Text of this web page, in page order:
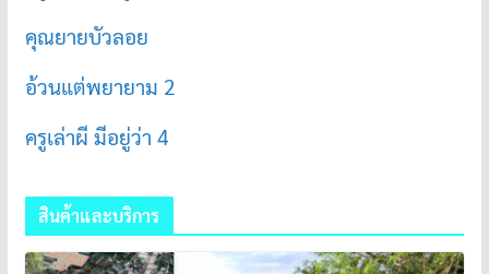
คุณยายบัวลอย
อ้วนแต่พยายาม 2
ครูเล่าผี มีอยู่ว่า 4
สินค้าและบริการ